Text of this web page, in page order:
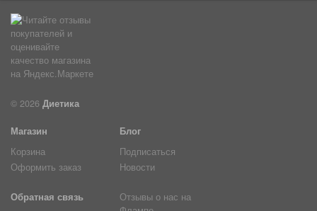
© 2026 Диетика
Магазин
Корзина
Оформить заказ
Блог
Подписаться
Новости
Обратная связь
Отзывы о нас на